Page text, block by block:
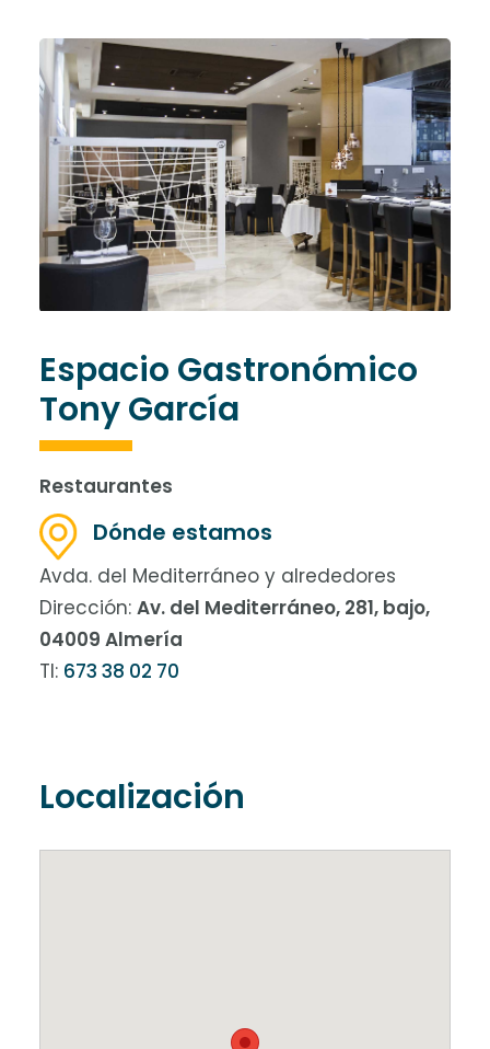
Espacio Gastronómico
Tony García
Restaurantes
Dónde estamos
Avda. del Mediterráneo y alrededores
Dirección: Av. del Mediterráneo, 281, bajo,
04009 Almería
Tl: 673 38 02 70
Localización